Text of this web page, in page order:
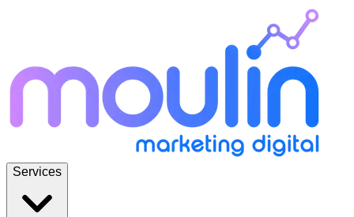
Services